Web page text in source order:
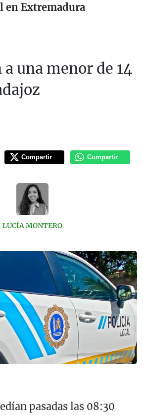
en Extremadura
una menor de 14
Compartir Compartir
LUCÍA MONTERO
pasadas las 08:30